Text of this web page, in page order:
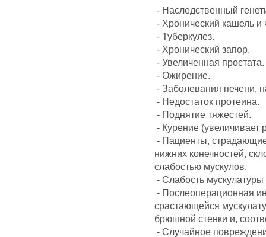
- Наследственный
- Хронический кашель и
- Туберкулез.
- Хронический запор.
- Увеличенная простата.
- Ожирение.
- Заболевания печени,
- Недостаток протеина.
- Поднятие тяжестей.
- Курение (увеличивает
- Пациенты,
нижних конечностей,
слабостью мускулов.
- Слабость
- Послеоперационная
срастающейся
брюшной стенки и,
- Случайное